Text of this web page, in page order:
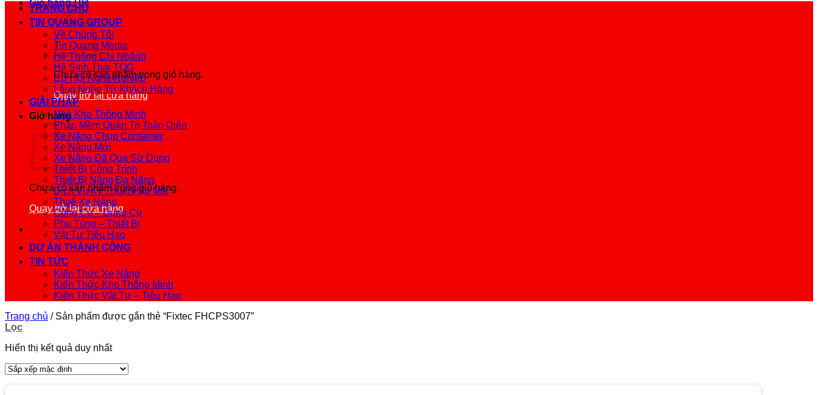
Giỏ hàng /0₫
Chưa có sản phẩm trong giỏ hàng.
Quay trở lại cửa hàng
Giỏ hàng
Chưa có sản phẩm trong giỏ hàng.
Quay trở lại cửa hàng
TRANG CHỦ
TIN QUANG GROUP
Về Chúng Tôi
Tin Quang Media
Hệ Thống Chi Nhánh
Hệ Sinh Thái TQG
Cơ Hội Nghề Nghiệp
Lắng Nghe Từ Khách Hàng
GIẢI PHÁP
Nhà Kho Thông Minh
Phần Mềm Quản Trị Toàn Diện
Xe Nâng Chụp Container
Xe Nâng Mới
Xe Nâng Đã Qua Sử Dụng
Thiết Bị Công Trình
Thiết Bị Nâng Đa Năng
Dịch Vụ Kỹ Thuật Hậu Mãi
Thuê Xe Nâng
Công Cụ – Dụng Cụ
Phụ Tùng – Thiết Bị
Vật Tư Tiêu Hao
DỰ ÁN THÀNH CÔNG
TIN TỨC
Kiến Thức Xe Nâng
Kiến Thức Kho Thông Minh
Kiến Thức Vật Tư – Tiêu Hao
Trang chủ /Sản phẩm được gắn thẻ “Fixtec FHCPS3007”
Lọc
Hiển thị kết quả duy nhất